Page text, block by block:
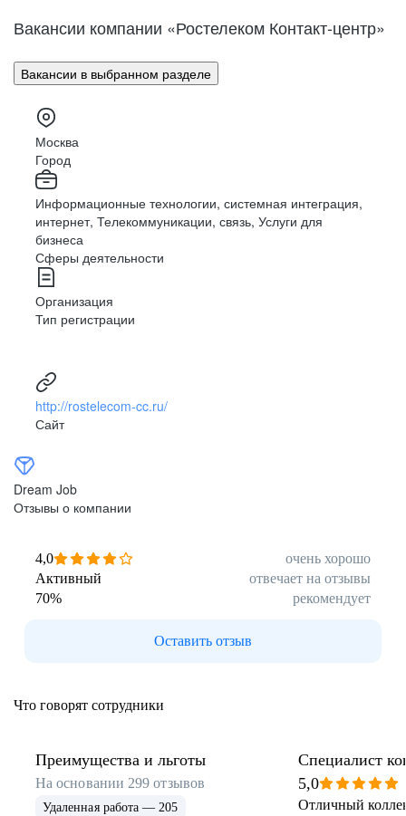
Вакансии компании «Ростелеком Контакт-центр»
Вакансии в выбранном разделе
Москва
Город
Информационные технологии, системная интеграция,
интернет, Телекоммуникации, связь, Услуги для
бизнеса
Сферы деятельности
Организация
Тип регистрации
http://rostelecom-cc.ru/
Сайт
Dream Job
Отзывы о компании
4,0
очень хорошо
Активный
отвечает на отзывы
70% рекомендует
Оставить отзыв
Что говорят сотрудники
Преимущества и льготы
На основании 299 отзывов
Удаленная работа — 205
Специалист
центра
5,0
Отличный